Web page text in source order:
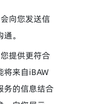
向您发送信
。
提供更符合
将来自iBAW
务的信息结合